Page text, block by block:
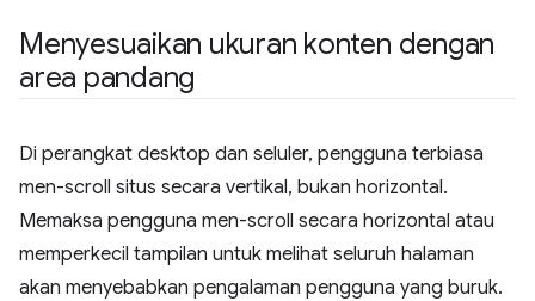
Menyesuaikan ukuran konten dengan
area pandang
Di perangkat desktop dan seluler, pengguna terbiasa
men-scroll situs secara vertikal, bukan horizontal.
Memaksa pengguna men-scroll secara horizontal atau
memperkecil tampilan untuk melihat seluruh halaman
akan menyebabkan pengalaman pengguna yang buruk.